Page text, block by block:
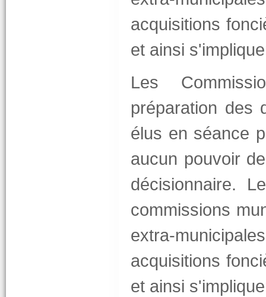
acquisitions
et ainsi
Les
préparation des
élus en séance
aucun pouvoir
décisionnaire.
commissions
extra-
acquisitions
et ainsi